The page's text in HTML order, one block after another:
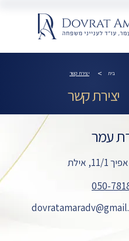
בית > יצירת קשר
יצירת קשר
עמר
1, אילת
050-